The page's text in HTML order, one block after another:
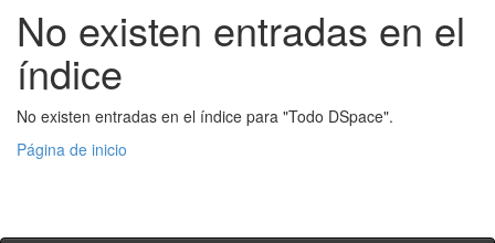
No existen entradas en el
índice
No existen entradas en el índice para "Todo DSpace".
Página de inicio